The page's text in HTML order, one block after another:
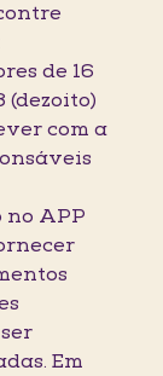
de 16
(dezoito)
com a
no APP
Em